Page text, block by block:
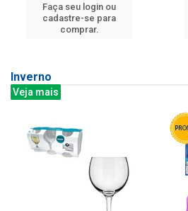
Faça seu login ou
cadastre-se para
comprar.
Inverno
Veja mais